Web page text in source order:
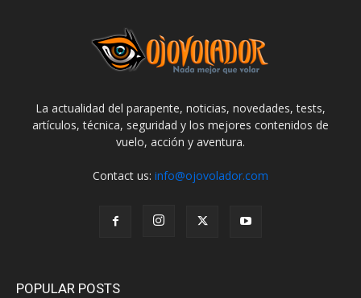
La actualidad del parapente, noticias, novedades, tests,
artículos, técnica, seguridad y los mejores contenidos de
vuelo, acción y aventura.
Contact us: info@ojovolador.com
POPULAR POSTS